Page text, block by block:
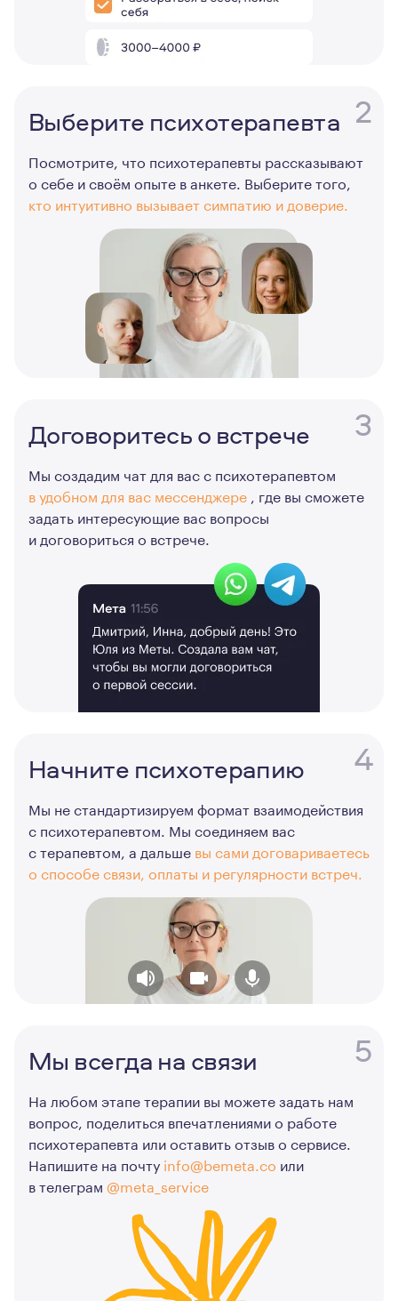
2
Выберите психотерапевта
Посмотрите, что психотерапевты рассказывают
о себе и своём опыте в анкете. Выберите того,
кто интуитивно вызывает симпатию и доверие.
3
Договоритесь о встрече
Мы создадим чат для вас с психотерапевтом
в удобном для вас мессенджере , где вы сможете
задать интересующие вас вопросы
и договориться о встрече.
4
Начните психотерапию
Мы не стандартизируем формат взаимодействия
с психотерапевтом. Мы соединяем вас
с терапевтом, а дальше вы сами договариваетесь
о способе связи, оплаты и регулярности встреч.
5
Мы всегда на связи
На любом этапе терапии вы можете задать нам
вопрос, поделиться впечатлениями о работе
психотерапевта или оставить отзыв о сервисе.
Напишите на почту info@bemeta.co или
в телеграм @meta_service